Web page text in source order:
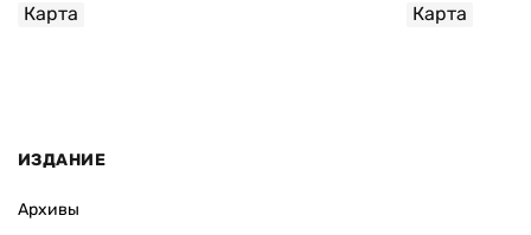
Карта
Карта
ИЗДАНИЕ
Архивы